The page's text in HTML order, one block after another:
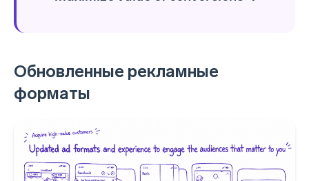
Обновленные рекламные
форматы